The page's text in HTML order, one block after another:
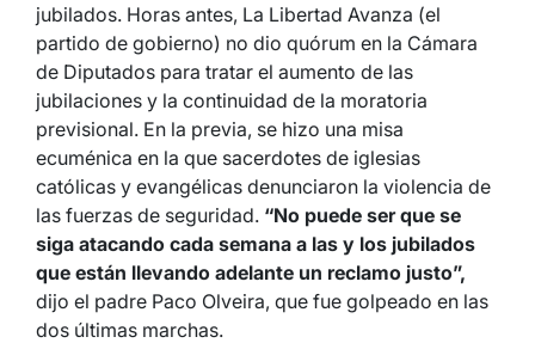
jubilados. Horas antes, La Libertad Avanza (el
partido de gobierno) no dio quórum en la Cámara
de Diputados para tratar el aumento de las
jubilaciones y la continuidad de la moratoria
previsional. En la previa, se hizo una misa
ecuménica en la que sacerdotes de iglesias
católicas y evangélicas denunciaron la violencia de
las fuerzas de seguridad. “No puede ser que se
siga atacando cada semana a las y los jubilados
que están llevando adelante un reclamo justo”,
dijo el padre Paco Olveira, que fue golpeado en las
dos últimas marchas.